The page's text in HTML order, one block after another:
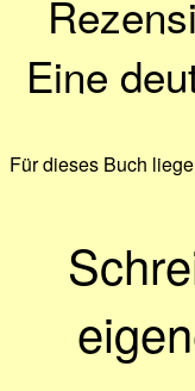
Eine
Für dieses Buch